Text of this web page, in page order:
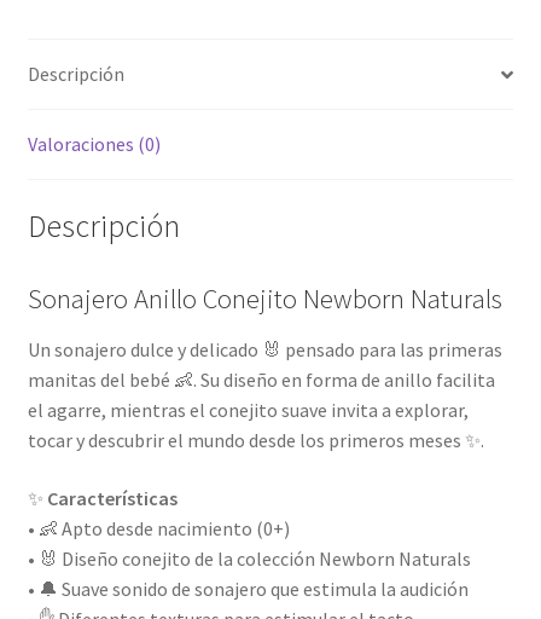
Descripción
Valoraciones (0)
Descripción
Sonajero Anillo Conejito Newborn Naturals
Un sonajero dulce y delicado 🐰 pensado para las primeras
manitas del bebé 👶. Su diseño en forma de anillo facilita
el agarre, mientras el conejito suave invita a explorar,
tocar y descubrir el mundo desde los primeros meses ✨.
✨ Características
• 👶 Apto desde nacimiento (0+)
• 🐰 Diseño conejito de la colección Newborn Naturals
• 🔔 Suave sonido de sonajero que estimula la audición